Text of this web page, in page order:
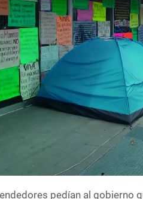
pedían al gobierno